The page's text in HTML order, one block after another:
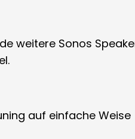
weitere Sonos
auf einfache Weise